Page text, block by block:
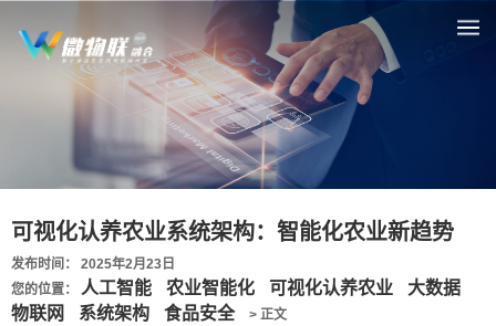
可视化认养农业系统架构：智能化农业新趋势
发布时间： 2025年2月23日
您的位置：
人工智能 农业智能化 可视化认养农业
大数据
物联网
系统架构 食品安全 > 正文